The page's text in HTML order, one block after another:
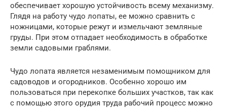
обеспечивает хорошую устойчивость всему механизму.
Глядя на работу чудо лопаты, ее можно сравнить с
ножницами, которые режут и измельчают земляные
груды. При этом отпадает необходимость в обработке
земли садовыми граблями.
Чудо лопата является незаменимым помощником для
садоводов и огородников. Особенно хорошо им
пользоваться при перекопке больших участков, так как
с помощью этого орудия труда рабочий процесс можно